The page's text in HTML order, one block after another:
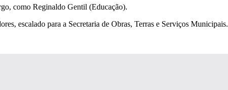
como Reginaldo Gentil (Educação).
escalado para a Secretaria de Obras, Terras e Serviços Municipais.